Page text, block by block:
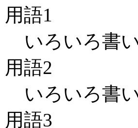
用語1
いろいろ書
用語2
いろいろ書
用語3